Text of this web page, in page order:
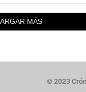
MÁS
© 2023